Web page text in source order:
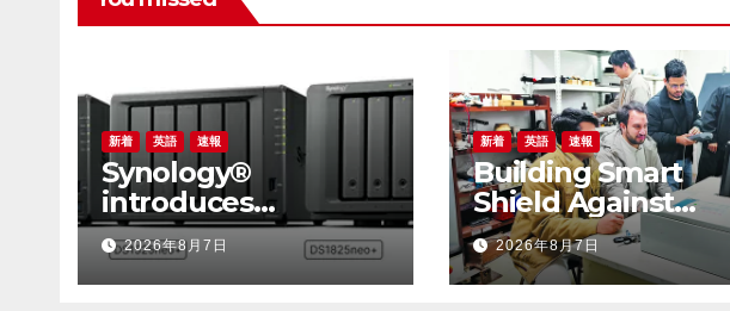
新着 英語 速報
Synology®
introduces
DiskStation neo+
Series lineup,
delivering high
2026年8月7日
新着 英語 速報
Building Smart
Shield Against
Natural Disasters:
China-Pakistan
and Road Joint
2026年8月7日